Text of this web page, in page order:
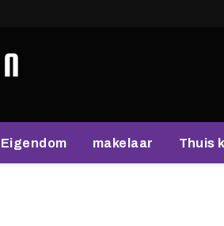
Eigendom makelaar Thuis